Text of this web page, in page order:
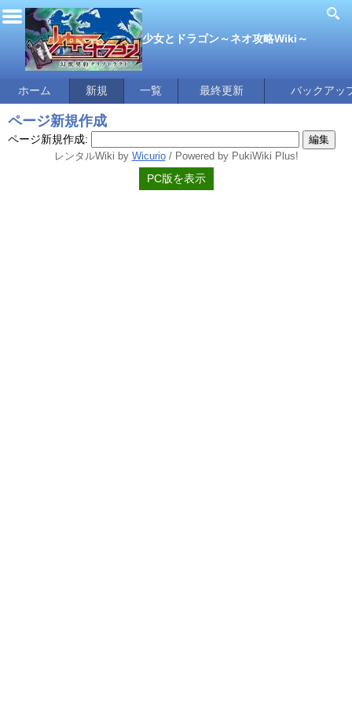
少女とドラゴン～ネオ攻略Wiki～
ホーム 新規 一覧 最終更新 バックアッ
ページ新規作成
ページ新規作成:
レンタルWiki by Wicurio/ Powered by PukiWiki Plus!
PC版を表示